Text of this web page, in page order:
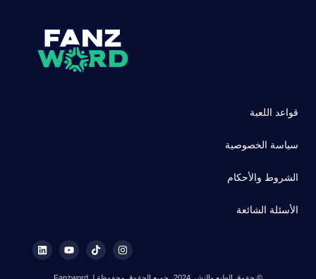
قواعد اللعبة
سياسة الخصوصية
الشروط والأحكام
الأسئلة الشائعة